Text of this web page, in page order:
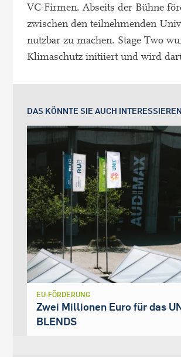
VC-Firmen. Abseits der Bühne
zwischen den teilnehmenden
nutzbar zu machen. Stage Two
Klimaschutz initiiert und wird
DAS KÖNNTE SIE AUCH INTERESSIEREN
EU-FÖRDERUNG
Zwei Millionen Euro für das
BLENDS